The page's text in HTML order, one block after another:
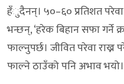
हँुदैनन्। ५०–६० प्रतिशत
भन्छन्, ‘हरेक बिहान सफा गर्ने
फाल्नुपर्छ। जीवित परेवा राख्न
फाल्ने ठाउँको पनि अभाव